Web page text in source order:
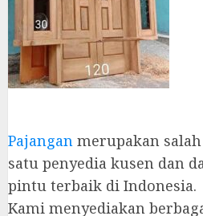
Pajangan merupakan salah
satu penyedia kusen dan
pintu terbaik di Indonesia.
Kami menyediakan